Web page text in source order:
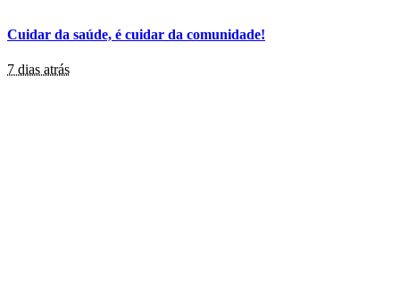
Cuidar da saúde, é cuidar da comunidade!
7 dias atrás